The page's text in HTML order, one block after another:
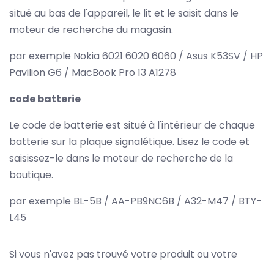
situé au bas de l'appareil, le lit et le saisit dans le
moteur de recherche du magasin.
par exemple Nokia 6021 6020 6060 / Asus K53SV / HP
Pavilion G6 / MacBook Pro 13 A1278
code batterie
Le code de batterie est situé à l'intérieur de chaque
batterie sur la plaque signalétique. Lisez le code et
saisissez-le dans le moteur de recherche de la
boutique.
par exemple BL-5B / AA-PB9NC6B / A32-M47 / BTY-
L45
Si vous n'avez pas trouvé votre produit ou votre